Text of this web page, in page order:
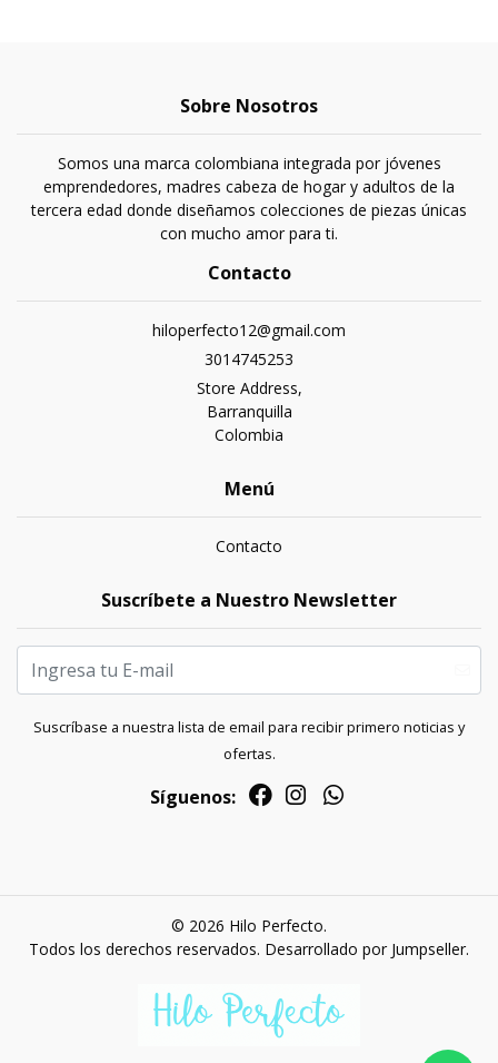
Sobre Nosotros
Somos una marca colombiana integrada por jóvenes
emprendedores, madres cabeza de hogar y adultos de la
tercera edad donde diseñamos colecciones de piezas únicas
con mucho amor para ti.
Contacto
hiloperfecto12@gmail.com
3014745253
Store Address,
Barranquilla
Colombia
Menú
Contacto
Suscríbete a Nuestro Newsletter
Suscríbase a nuestra lista de email para recibir primero noticias y
ofertas.
Síguenos:
© 2026 Hilo Perfecto.
Todos los derechos reservados. Desarrollado por Jumpseller.